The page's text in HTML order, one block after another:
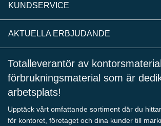
KUNDSERVICE
AKTUELLA ERBJUDANDE
Totalleverantör av
förbrukningsmaterial som är
arbetsplats!
Upptäck vårt omfattande sortiment där du
för kontoret, företaget och dina kunder till